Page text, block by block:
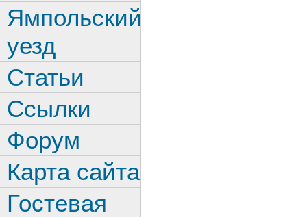
Ямпольский
уезд
Статьи
Ссылки
Форум
Карта сайта
Гостевая